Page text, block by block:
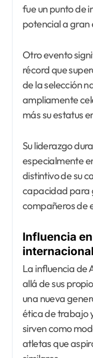
fue un punto de
potencial a gran
Otro evento
récord que
de la selección
ampliamente
más su estatus
Su liderazgo
especialmente
distintivo de su
capacidad para
compañeros de
Influencia
internacional
La influencia de
allá de sus
una nueva
ética de trabajo
sirven como
atletas que